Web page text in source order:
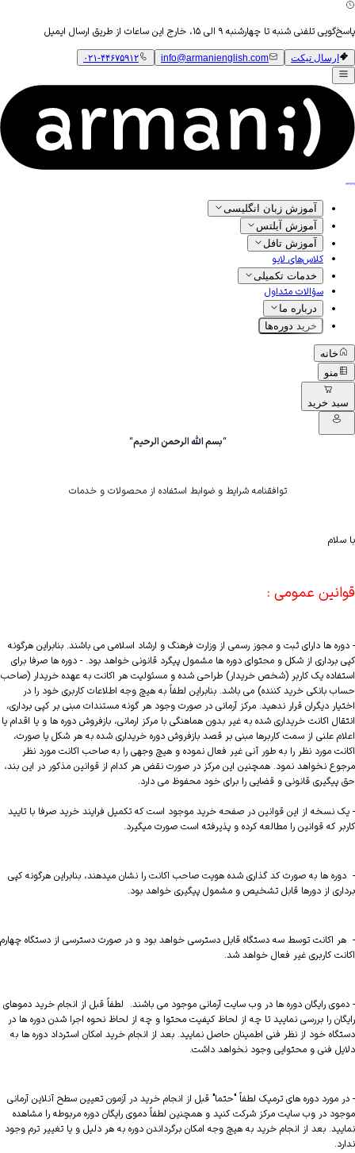
پاسخ‌گویی تلفنی شنبه تا چهارشنبه ۹ الی ۱۵، خارج این ساعات از طریق ارسال ایمیل
ارسال تیکت info@armanienglish.com ۰۲۱-۴۴۶۷۵۹۱۲
آموزش زبان انگلیسی
آموزش آیلتس
آموزش تافل
کلاس‌های لایو
خدمات تکمیلی
سؤالات متداول
درباره ما
خرید دوره‌ها
خانه
منو
سبد خرید
“بسم الله الرحمن الرحيم“
توافقنامه شرایط و ضوابط استفاده از محصولات و خدمات
با سلام
قوانین عمومی :
- دوره ها دارای ثبت و مجوز رسمی از وزارت فرهنگ و ارشاد اسلامی می باشند. بنابراین هرگونه
کپی برداری از شکل و محتوای دوره ها مشمول پیگرد قانونی خواهد بود. - دوره ها صرفا برای
استفاده یک کاربر (شخص خریدار) طراحی شده و مسئولیت هر اکانت به عهده خریدار (صاحب
حساب بانکی خرید کننده) می باشد. بنابراین لطفاً به هیچ وجه اطلاعات کاربری خود را در
اختیار دیگران قرار ندهید. مرکز آرمانی در صورت وجود هر گونه مستندات مبنی بر کپی برداری،
انتقال اکانت خریداری شده به غیر بدون هماهنگی با مرکز ارمانی، بازفروش دوره ها و یا اقدام یا
اعلام علنی از سمت کاربرها مبنی بر قصد بازفروش دوره خریداری شده به هر شکل یا صورت،
اکانت مورد نظر را به طور آنی غیر فعال نموده و هیچ وجهی را به صاحب اکانت مورد نظر
مرجوع نخواهد نمود. همچنین این مرکز در صورت نقض هر کدام از قوانین مذکور در این بند،
حق پیگیری قانونی و قضایی را برای خود محفوظ می دارد.
- یک نسخه از این قوانین در صفحه خرید موجود است که تکمیل فرایند خرید صرفا با تایید
کاربر که قوانین را مطالعه کرده و پذیرفته است صورت میگیرد.
- دوره ها به صورت کد گذاری شده هویت صاحب اکانت را نشان میدهند، بنابراین هرگونه کپی
برداری از دورها قابل تشخیص و مشمول پیگیری خواهد بود.
- هر اکانت توسط سه دستگاه قابل دسترسی خواهد بود و در صورت دسترسی از دستگاه چهارم
اکانت کاربری غیر فعال خواهد شد.
- دموی رایگان دوره ها در وب سایت آرمانی موجود می باشند. لطفاً قبل از انجام خرید دموهای
رایگان را بررسی نمایید تا چه از لحاظ کیفیت محتوا و چه از لحاظ نحوه اجرا شدن دوره ها در
دستگاه خود از نظر فنی اطمینان حاصل نمایید. بعد از انجام خرید امکان استرداد دوره ها به
دلایل فنی و محتوایی وجود نخواهد داشت.
- در مورد دوره های ترمیک لطفاً "حتما" قبل از انجام خرید در آزمون تعیین سطح آنلاین آرمانی
موجود در وب سایت مرکز شرکت کنید و همچنین لطفاً دموی رایگان دوره مربوطه را مشاهده
نمایید. بعد از انجام خرید به هیچ وجه امکان برگرداندن دوره به هر دلیل و یا تغییر ترم وجود
ندارد.